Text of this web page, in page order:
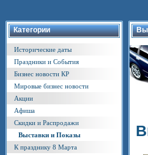
Категории
Исторические даты
Праздники и События
Бизнес новости КР
Мировые бизнес новости
Акции
Афиша
Скидки и Распродажи
Выставки и Показы
К празднику 8 Марта